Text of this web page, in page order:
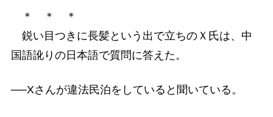
＊ ＊ ＊
鋭い目つきに長髪という出で立ちのＸ氏は、中
国語訛りの日本語で質問に答えた。
──Xさんが違法民泊をしていると聞いている。